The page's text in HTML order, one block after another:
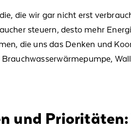
die wir gar nicht erst
steuern, desto mehr
die uns das Denken und
Brauchwasserwärmepumpe,
und